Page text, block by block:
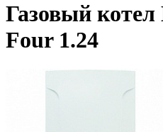
Газовый
Four 1.24